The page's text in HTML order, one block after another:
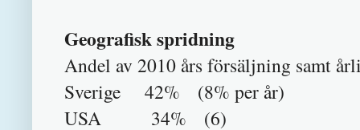
Geografisk spridning
Andel av 2010 års försäljning samt
Sverige 42% (8% per år)
USA 34% (6)